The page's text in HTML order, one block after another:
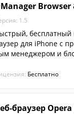
1.5
для iPhone с
менеджером и
Бесплатно
браузер